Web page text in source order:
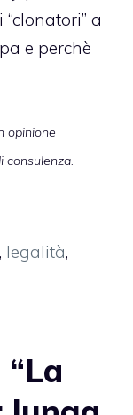
a
e perchè
opinione
consulenza.
, legalità,